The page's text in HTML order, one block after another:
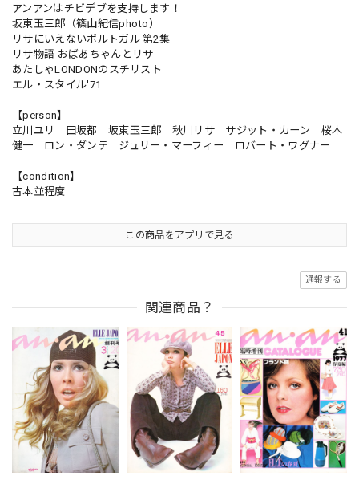
アンアンはチビデブを支持します！
坂東玉三郎（篠山紀信photo）
リサにいえないポルトガル 第2集
リサ物語 おばあちゃんとリサ
あたしゃLONDONのスチリスト
エル・スタイル'71
【person】
立川ユリ 田坂都 坂東玉三郎 秋川リサ サジット・カーン 桜木
健一 ロン・ダンテ ジュリー・マーフィー ロバート・ワグナー
【condition】
古本並程度
この商品をアプリで見る
通報する
関連商品？